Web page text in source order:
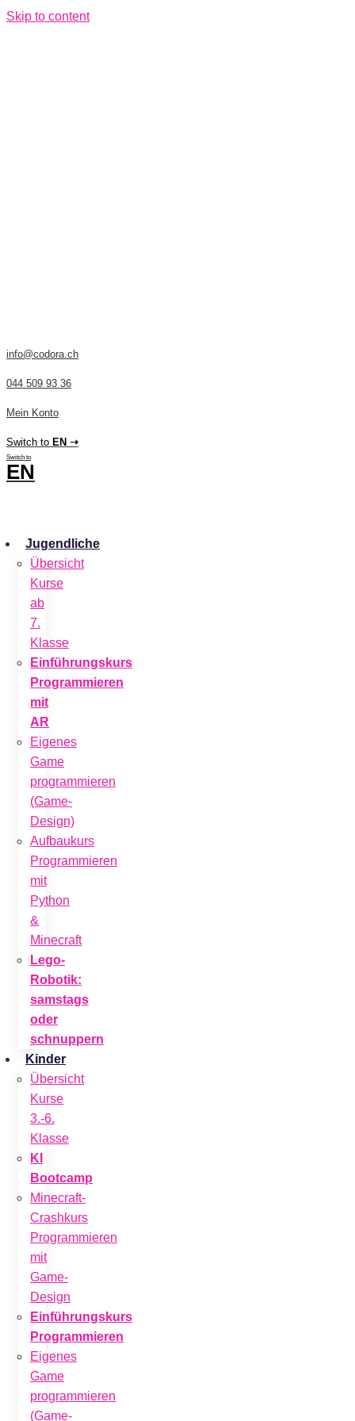
Skip to content
info@codora.ch
044 509 93 36
Mein Konto
Switch to EN ➝
Switch to
EN
Jugendliche
Übersicht
Kurse
ab
7.
Klasse
Einführungskurs
Programmieren
mit
AR
Eigenes
Game
programmieren
(Game-
Design)
Aufbaukurs
Programmieren
mit
Python
&
Minecraft
Lego-
Robotik:
samstags
oder
schnuppern
Kinder
Übersicht
Kurse
3.-6.
Klasse
KI
Bootcamp
Minecraft-
Crashkurs
Programmieren
mit
Game-
Design
Einführungskurs
Programmieren
Eigenes
Game
programmieren
(Game-